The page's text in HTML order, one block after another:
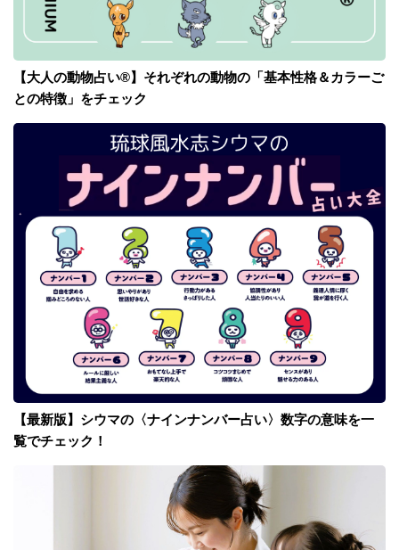
【大人の動物占い®】それぞれの動物の「基本性格＆カラーご
との特徴」をチェック
【最新版】シウマの〈ナインナンバー占い〉数字の意味を一
覧でチェック！